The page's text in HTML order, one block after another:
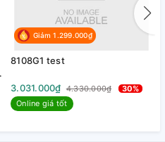
- Trung Quốc - Thái Lan
lô)
thao
Giảm 1.299.000₫
8108G1 test
3.031.000₫ 4.330.000₫
30%
Online giá tốt